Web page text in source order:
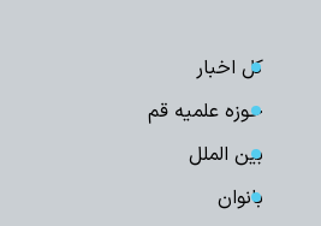
کل اخبار
حوزه علمیه قم
بین الملل
بانوان